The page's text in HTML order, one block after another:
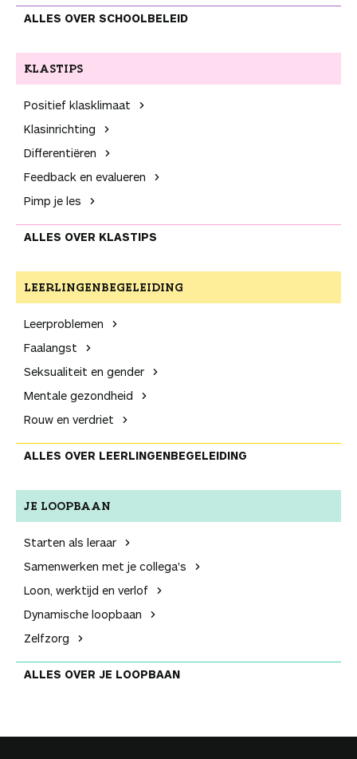
ALLES OVER SCHOOL­BELEID
KLASTIPS
Positief klas­klimaat
Klas­inrichting
Differentiëren
Feedback en evalueren
Pimp je les
ALLES OVER KLASTIPS
LEER­LINGEN­BEGELEIDING
Leer­problemen
Faalangst
Seksualiteit en gender
Mentale gezondheid
Rouw en verdriet
ALLES OVER LEER­LINGEN­BEGELEIDING
JE LOOPBAAN
Starten als leraar
Samenwerken met je collega's
Loon, werktijd en verlof
Dynamische loopbaan
Zelfzorg
ALLES OVER JE LOOPBAAN